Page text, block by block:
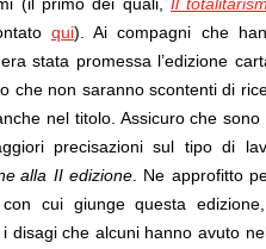
qui). Ai compagni che
stata promessa l’edizione
che non saranno scontenti di
nel titolo. Assicuro che
precisazioni sul tipo di
alla II edizione. Ne approfitto
cui giunge questa edizione,
disagi che alcuni hanno avuto